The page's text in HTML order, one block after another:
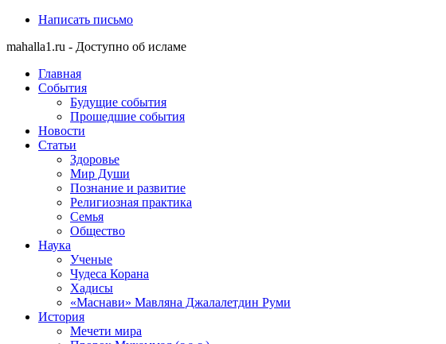
Написать письмо
mahalla1.ru - Доступно об исламе
Главная
События
Будущие события
Прошедшие события
Новости
Статьи
Здоровье
Мир Души
Познание и развитие
Религиозная практика
Семья
Общество
Наука
Ученые
Чудеса Корана
Хадисы
«Маснави» Мавляна Джалалетдин Руми
История
Мечети мира